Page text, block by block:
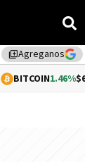
library_addAgreganos
1.46%$65,223.68